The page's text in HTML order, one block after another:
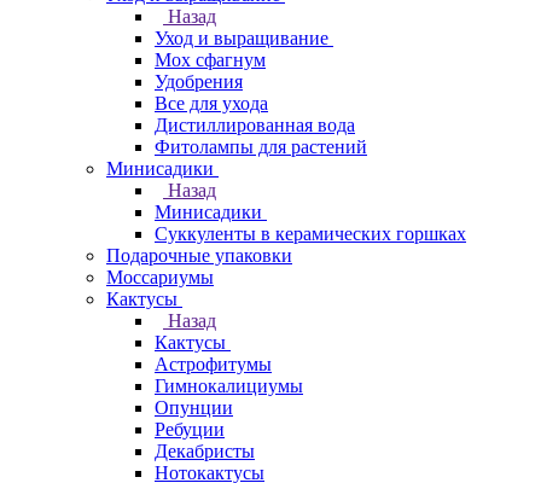
Назад
Уход и выращивание
Мох сфагнум
Удобрения
Все для ухода
Дистиллированная вода
Фитолампы для растений
Минисадики
Назад
Минисадики
Суккуленты в керамических горшках
Подарочные упаковки
Моссариумы
Кактусы
Назад
Кактусы
Астрофитумы
Гимнокалициумы
Опунции
Ребуции
Декабристы
Нотокактусы